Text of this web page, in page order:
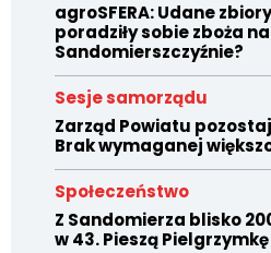
agroSFERA: Udane
poradziły sobie zboża na
Sandomierszczyźnie?
Sesje samorządu
Zarząd Powiatu
Brak wymaganej
Społeczeństwo
Z Sandomierza blisko
w 43. Pieszą